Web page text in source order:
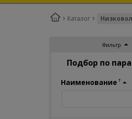
Каталог
Фильтр
Подбор по
Наименование ?